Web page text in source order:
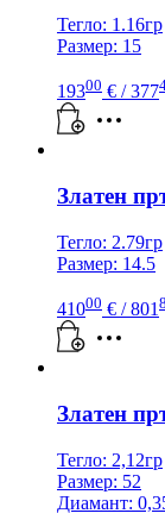
Тегло: 1.16гр
Размер: 15
19300 € / 377
Златен
Тегло: 2.79гр
Размер: 14.5
41000 € / 801
Златен
Тегло: 2,12гр
Размер: 52
Диамант: